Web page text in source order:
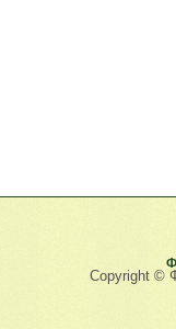
Copyright ©